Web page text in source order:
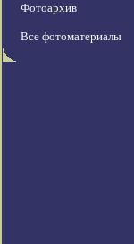
Фотоархив
Все фотоматериалы